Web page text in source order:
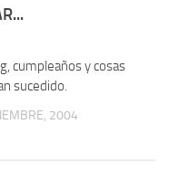
cumpleaños y cosas
sucedido.
2004